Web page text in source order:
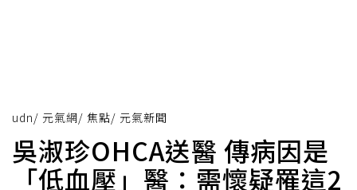
udn/ 元氣網/ 焦點/ 元氣新聞
吳淑珍OHCA送醫 傳病因是
「低血壓」醫：需懷疑罹這2